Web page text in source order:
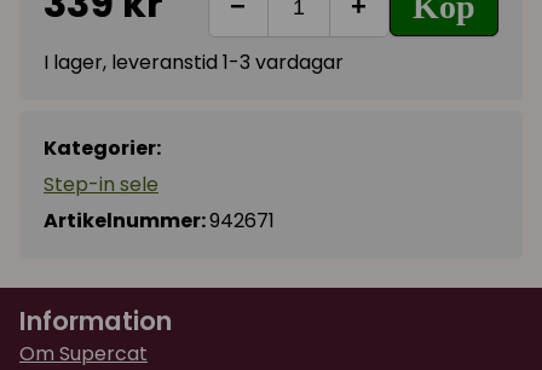
− +
I lager, leveranstid 1-3 vardagar
Kategorier:
Step-in sele
Artikelnummer:942671
Information
Om Supercat